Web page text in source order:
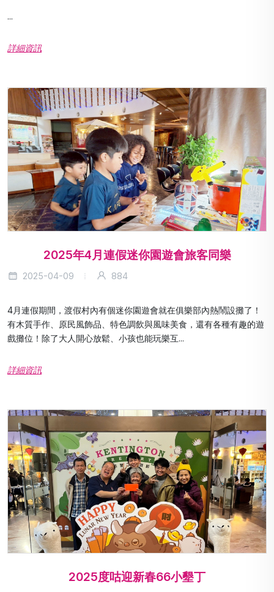
...
詳細資訊
2025年4月連假迷你園遊會旅客同樂
2025-04-09 884
4月連假期間，渡假村內有個迷你園遊會就在俱樂部內熱鬧設攤了！
有木質手作、原民風飾品、特色調飲與風味美食，還有各種有趣的遊
戲攤位！除了大人開心放鬆、小孩也能玩樂互...
詳細資訊
2025度咕迎新春66小墾丁